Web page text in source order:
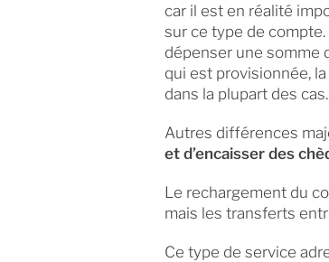
car il est en réalité
sur ce type de
dépenser une somme
qui est provisionnée,
dans la plupart des cas.
Autres différences
et d’encaisser des
Le rechargement du
mais les transferts
Ce type de service